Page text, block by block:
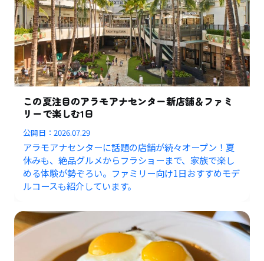
この夏注目のアラモアナセンター新店舗＆ファミ
リーで楽しむ1日
公開日：2026.07.29
アラモアナセンターに話題の店舗が続々オープン！夏
休みも、絶品グルメからフラショーまで、家族で楽し
める体験が勢ぞろい。ファミリー向け1日おすすめモデ
ルコースも紹介しています。